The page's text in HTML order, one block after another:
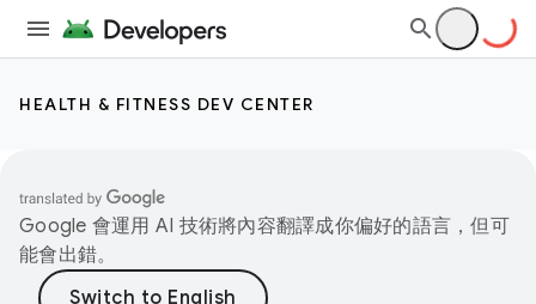
HEALTH & FITNESS DEV CENTER
Google 會運用 AI 技術將內容翻譯成你偏好的語言，但可
能會出錯。